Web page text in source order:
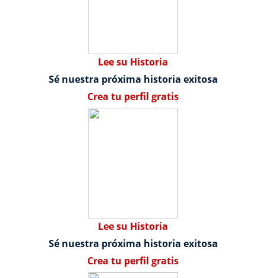
Lee su Historia
Sé nuestra próxima historia exitosa
Crea tu perfil gratis
Lee su Historia
Sé nuestra próxima historia exitosa
Crea tu perfil gratis